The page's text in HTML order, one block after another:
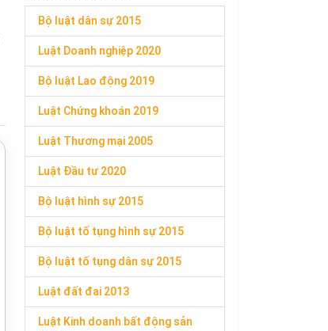
Bộ luật dân sự 2015
Luật Doanh nghiệp 2020
Bộ luật Lao động 2019
Luật Chứng khoán 2019
Luật Thương mại 2005
Luật Đầu tư 2020
Bộ luật hình sự 2015
Bộ luật tố tụng hình sự 2015
Bộ luật tố tụng dân sự 2015
Luật đất đai 2013
Luật Kinh doanh bất động sản